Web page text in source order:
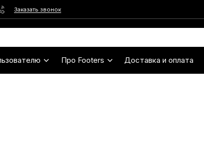
Заказать звонок
Про Footers Доставка и оплата